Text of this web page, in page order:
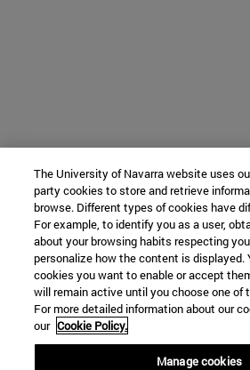
The University of Navarra website uses
party cookies to store and retrieve
browse. Different types of cookies have
For example, to identify you as a user,
about your browsing habits respecting
personalize how the content is displayed.
cookies you want to enable or accept
will remain active until you choose one of
For more detailed information about our
our Cookie Policy.
Manage cookies